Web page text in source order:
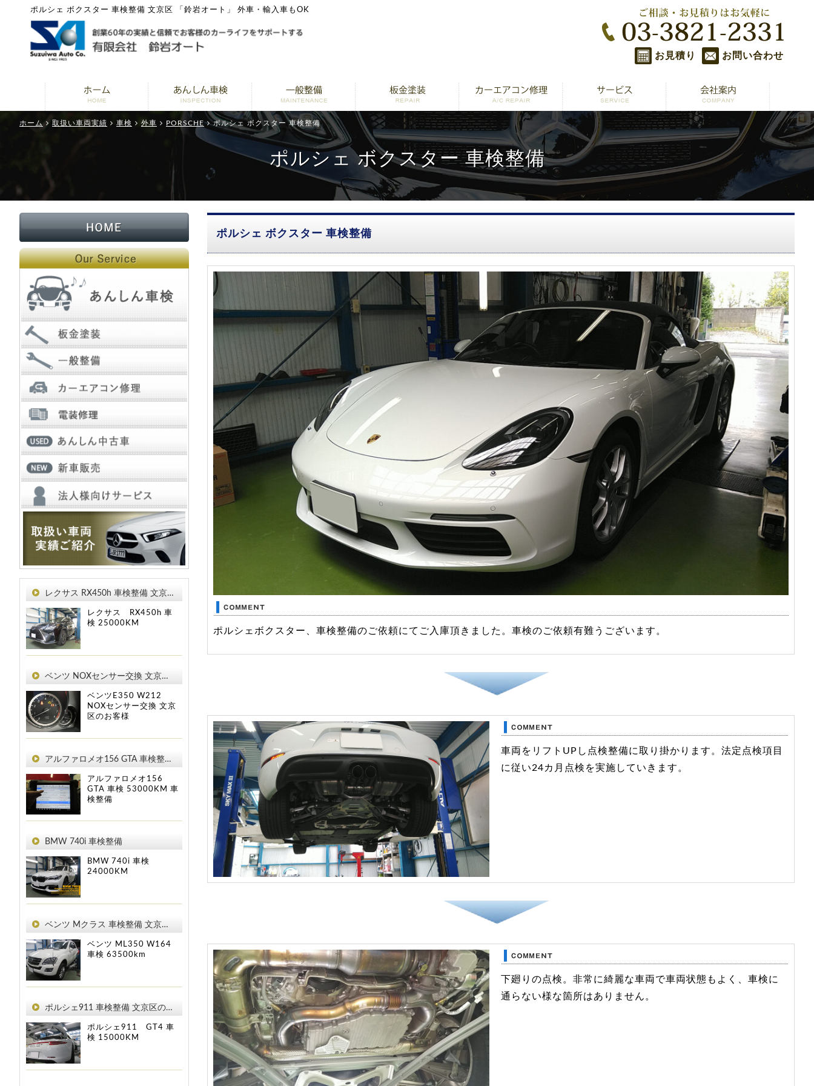
ポルシェ ボクスター 車検整備 文京区 「鈴岩オート」 外車・輸入車もOK
お見積り お問い合わせ
ホーム 取扱い車両実績 車検 外車 PORSCHE ポルシェ ボクスター 車検整備
ポルシェ ボクスター 車検整備
ポルシェ ボクスター 車検整備
ポルシェボクスター、車検整備のご依頼にてご入庫頂きました。車検のご依頼有難うございます。
車両をリフトUPし点検整備に取り掛かります。法定点検項目
に従い24カ月点検を実施していきます。
下廻りの点検。非常に綺麗な車両で車両状態もよく、車検に
通らない様な箇所はありません。
レクサス RX450h 車検整備 文京区のお客様
レクサス RX450h 車
検 25000KM
ベンツ NOXセンサー交換 文京区のお客様
ベンツE350 W212
NOXセンサー交換 文京
区のお客様
アルファロメオ156 GTA 車検整備 文京区のお客様
アルファロメオ156
GTA 車検 53000KM 車
検整備
BMW 740i 車検整備
BMW 740i 車検
24000KM
ベンツ Mクラス 車検整備 文京区のお客様
ベンツ ML350 W164
車検 63500km
ポルシェ911 車検整備 文京区のお客様
ポルシェ911 GT4 車
検 15000KM